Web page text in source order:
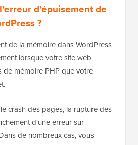
d'épuisement de
?
de la mémoire dans WordPress
lorsque votre site web
de mémoire PHP que votre
crash des pages, la rupture des
d'une erreur sur
de nombreux cas, vous